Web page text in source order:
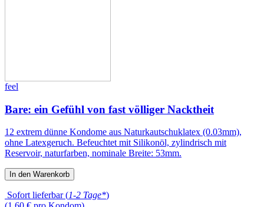
feel
Bare: ein Gefühl von fast völliger Nacktheit
12 extrem dünne Kondome aus Naturkautschuklatex (0.03mm),
ohne Latexgeruch. Befeuchtet mit Silikonöl, zylindrisch mit
Reservoir, naturfarben, nominale Breite: 53mm.
In den Warenkorb
Sofort lieferbar (1-2 Tage*)